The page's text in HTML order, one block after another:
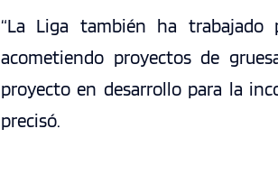
“La Liga también ha trabajado
acometiendo proyectos de
proyecto en desarrollo para la
precisó.